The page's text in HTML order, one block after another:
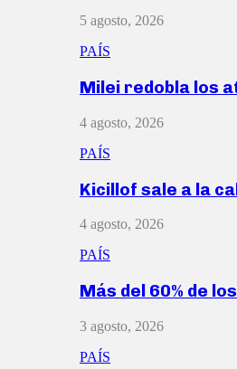
5 agosto, 2026
PAÍS
Milei redobla los
4 agosto, 2026
PAÍS
Kicillof sale a la
4 agosto, 2026
PAÍS
Más del 60% de
3 agosto, 2026
PAÍS